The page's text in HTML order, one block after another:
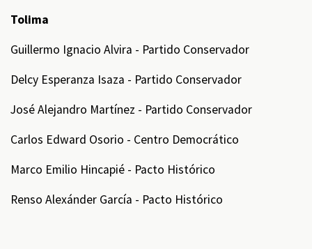
Tolima
Guillermo Ignacio Alvira - Partido Conservador
Delcy Esperanza Isaza - Partido Conservador
José Alejandro Martínez - Partido Conservador
Carlos Edward Osorio - Centro Democrático
Marco Emilio Hincapié - Pacto Histórico
Renso Alexánder García - Pacto Histórico